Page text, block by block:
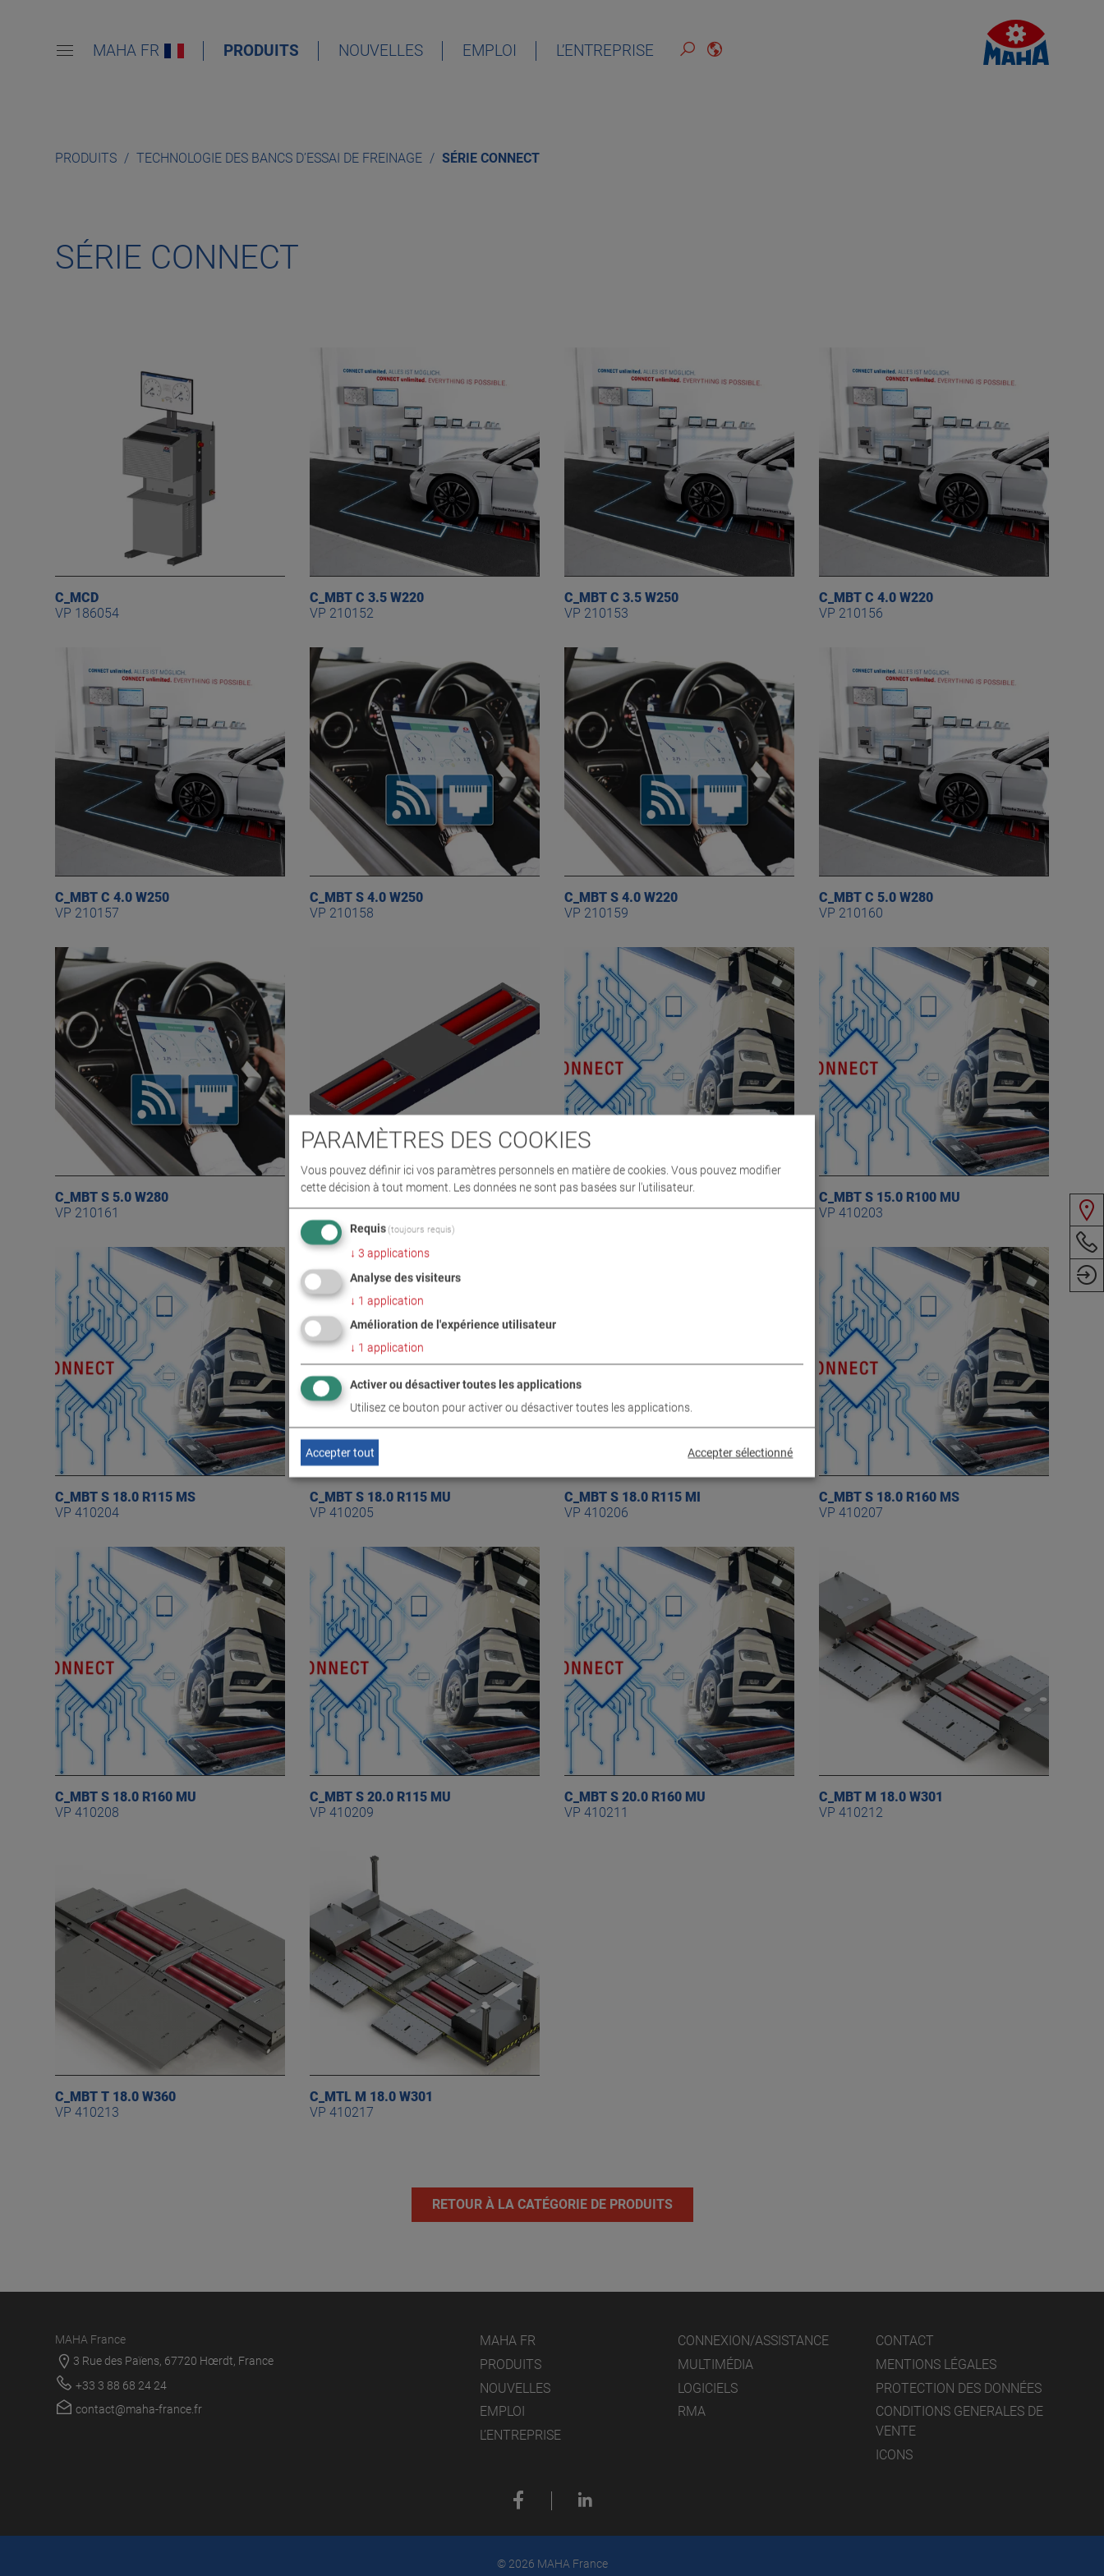
MAHA FR PRODUITS NOUVELLES EMPLOI L’ENTREPRISE
PRODUITS TECHNOLOGIE DES BANCS D’ESSAI DE FREINAGE SÉRIE CONNECT
SÉRIE CONNECT
C_MCD
VP 186054
C_MBT C 3.5 W220
VP 210152
C_MBT C 3.5 W250
VP 210153
C_MBT C 4.0 W220
VP 210156
C_MBT C 4.0 W250
VP 210157
C_MBT S 4.0 W250
VP 210158
C_MBT S 4.0 W220
VP 210159
C_MBT C 5.0 W280
VP 210160
C_MBT S 5.0 W280
VP 210161
C_MBT C 13.0 W280
VP 410199
C_MBT S 13.0 R100 MU
VP 410201
C_MBT S 15.0 R100 MU
VP 410203
C_MBT S 18.0 R115 MS
VP 410204
C_MBT S 18.0 R115 MU
VP 410205
C_MBT S 18.0 R115 MI
VP 410206
C_MBT S 18.0 R160 MS
VP 410207
C_MBT S 18.0 R160 MU
VP 410208
C_MBT S 20.0 R115 MU
VP 410209
C_MBT S 20.0 R160 MU
VP 410211
C_MBT M 18.0 W301
VP 410212
C_MBT T 18.0 W360
VP 410213
C_MTL M 18.0 W301
VP 410217
RETOUR À LA CATÉGORIE DE PRODUITS
MAHA France
3 Rue des Païens, 67720 Hœrdt, France
+33 3 88 68 24 24
contact@maha-france.fr
MAHA FR
PRODUITS
NOUVELLES
EMPLOI
L’ENTREPRISE
CONNEXION/ASSISTANCE
MULTIMÉDIA
LOGICIELS
RMA
CONTACT
MENTIONS LÉGALES
PROTECTION DES DONNÉES
CONDITIONS GENERALES DE
VENTE
ICONS
© 2026 MAHA France
PARAMÈTRES DES COOKIES
Vous pouvez définir ici vos paramètres personnels en matière de cookies. Vous pouvez modifier
cette décision à tout moment. Les données ne sont pas basées sur l'utilisateur.
Requis (toujours requis)
↓ 3 applications
Analyse des visiteurs
↓ 1 application
Amélioration de l'expérience utilisateur
↓ 1 application
Activer ou désactiver toutes les applications
Utilisez ce bouton pour activer ou désactiver toutes les applications.
Accepter sélectionné
Accepter tout